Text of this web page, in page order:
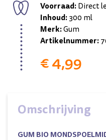
Voorraad:Direct
Inhoud:300 ml
Merk:Gum
Artikelnummer:
€ 4,99
Omschrijving
GUM BIO